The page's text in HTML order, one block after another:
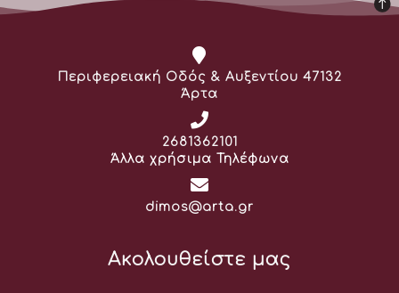
Διεύθυνση:
Περιφερειακή Οδός & Αυξεντίου 47132
Άρτα
Τηλέφωνο:
2681362101
Άλλα χρήσιμα Τηλέφωνα
Email:
dimos@arta.gr
Ακολουθείστε μας